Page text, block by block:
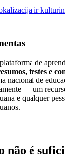
ir
de
testes e
nacional de
— um
e qualquer
não é